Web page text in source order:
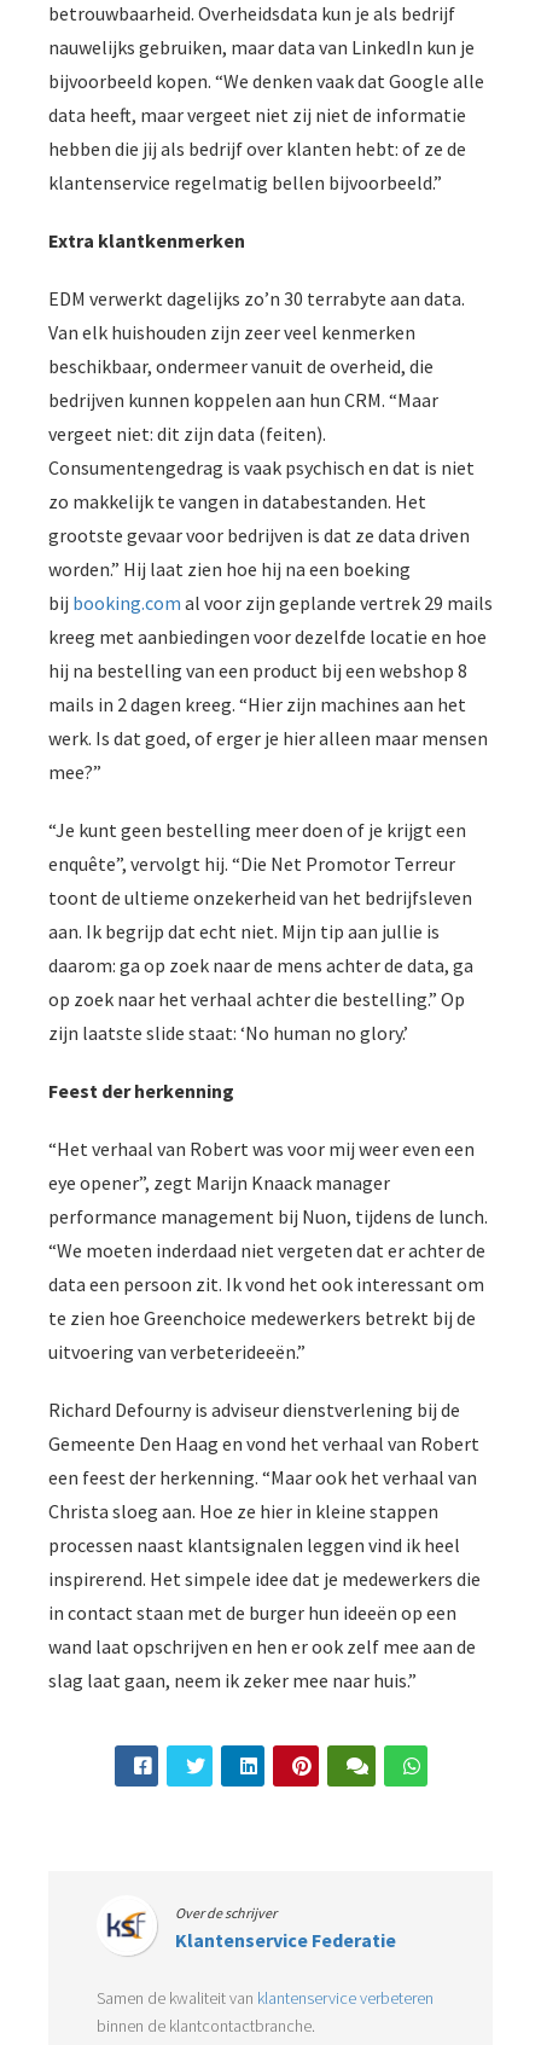
betrouwbaarheid. Overheidsdata kun je als bedrijf
nauwelijks gebruiken, maar data van LinkedIn kun je
bijvoorbeeld kopen. “We denken vaak dat Google alle
data heeft, maar vergeet niet zij niet de informatie
hebben die jij als bedrijf over klanten hebt: of ze de
klantenservice regelmatig bellen bijvoorbeeld.”
Extra klantkenmerken
EDM verwerkt dagelijks zo’n 30 terrabyte aan data.
Van elk huishouden zijn zeer veel kenmerken
beschikbaar, ondermeer vanuit de overheid, die
bedrijven kunnen koppelen aan hun CRM. “Maar
vergeet niet: dit zijn data (feiten).
Consumentengedrag is vaak psychisch en dat is niet
zo makkelijk te vangen in databestanden. Het
grootste gevaar voor bedrijven is dat ze data driven
worden.” Hij laat zien hoe hij na een boeking
bij booking.com al voor zijn geplande vertrek 29 mails
kreeg met aanbiedingen voor dezelfde locatie en hoe
hij na bestelling van een product bij een webshop 8
mails in 2 dagen kreeg. “Hier zijn machines aan het
werk. Is dat goed, of erger je hier alleen maar mensen
mee?”
“Je kunt geen bestelling meer doen of je krijgt een
enquête”, vervolgt hij. “Die Net Promotor Terreur
toont de ultieme onzekerheid van het bedrijfsleven
aan. Ik begrijp dat echt niet. Mijn tip aan jullie is
daarom: ga op zoek naar de mens achter de data, ga
op zoek naar het verhaal achter die bestelling.” Op
zijn laatste slide staat: ‘No human no glory.’
Feest der herkenning
“Het verhaal van Robert was voor mij weer even een
eye opener”, zegt Marijn Knaack manager
performance management bij Nuon, tijdens de lunch.
“We moeten inderdaad niet vergeten dat er achter de
data een persoon zit. Ik vond het ook interessant om
te zien hoe Greenchoice medewerkers betrekt bij de
uitvoering van verbeterideeën.”
Richard Defourny is adviseur dienstverlening bij de
Gemeente Den Haag en vond het verhaal van Robert
een feest der herkenning. “Maar ook het verhaal van
Christa sloeg aan. Hoe ze hier in kleine stappen
processen naast klantsignalen leggen vind ik heel
inspirerend. Het simpele idee dat je medewerkers die
in contact staan met de burger hun ideeën op een
wand laat opschrijven en hen er ook zelf mee aan de
slag laat gaan, neem ik zeker mee naar huis.”
Over de schrijver
Klantenservice Federatie
Samen de kwaliteit van klantenservice verbeteren
binnen de klantcontactbranche.